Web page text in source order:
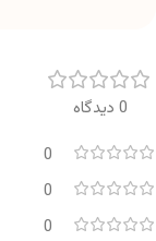
0 دیدگاه
0
0
0